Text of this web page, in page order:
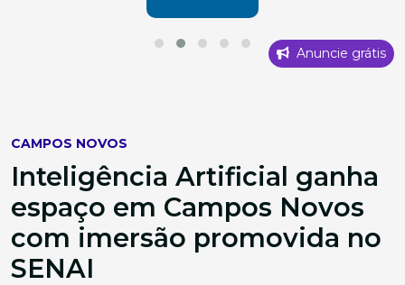
Anuncie grátis
CAMPOS NOVOS
Inteligência Artificial ganha
espaço em Campos Novos
com imersão promovida no
SENAI